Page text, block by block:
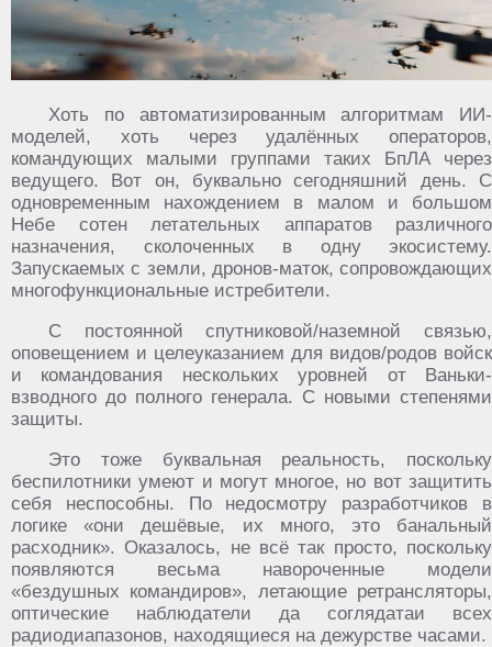
Хоть по автоматизированным алгоритмам ИИ-
моделей, хоть через удалённых операторов,
командующих малыми группами таких БпЛА через
ведущего. Вот он, буквально сегодняшний день. С
одновременным нахождением в малом и большом
Небе сотен летательных аппаратов различного
назначения, сколоченных в одну экосистему.
Запускаемых с земли, дронов-маток, сопровождающих
многофункциональные истребители.
С постоянной спутниковой/наземной связью,
оповещением и целеуказанием для видов/родов войск
и командования нескольких уровней от Ваньки-
взводного до полного генерала. С новыми степенями
защиты.
Это тоже буквальная реальность, поскольку
беспилотники умеют и могут многое, но вот защитить
себя неспособны. По недосмотру разработчиков в
логике «они дешёвые, их много, это банальный
расходник». Оказалось, не всё так просто, поскольку
появляются весьма навороченные модели
«бездушных командиров», летающие ретрансляторы,
оптические наблюдатели да соглядатаи всех
радиодиапазонов, находящиеся на дежурстве часами.